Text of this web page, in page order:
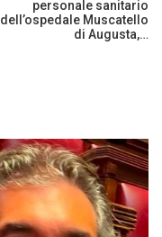
personale sanitario
dell’ospedale Muscatello
di Augusta,…